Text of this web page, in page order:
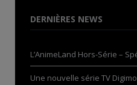
DERNIÈRES NEWS
L’AnimeLand Hors-Série –
Une nouvelle série TV